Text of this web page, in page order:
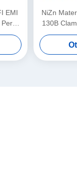
EMI
Per
NiZn
130B